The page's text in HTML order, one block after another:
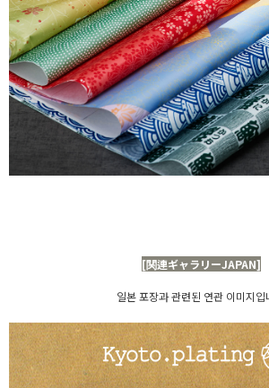
[関連ギャラリーJAPAN]
일본 포장과 관련된 연관 이미지입